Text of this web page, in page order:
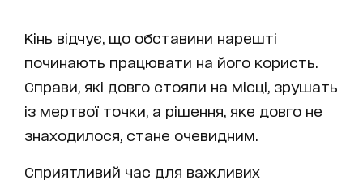
Кінь відчує, що обставини нарешті
починають працювати на його користь.
Справи, які довго стояли на місці, зрушать
із мертвої точки, а рішення, яке довго не
знаходилося, стане очевидним.
Сприятливий час для важливих